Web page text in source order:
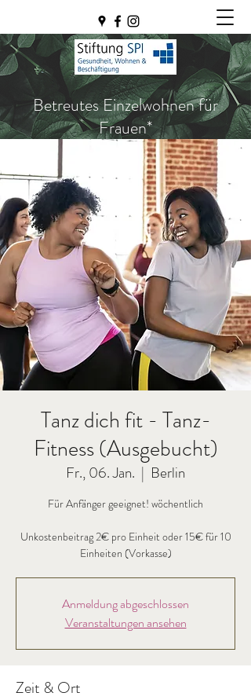
Betreutes Einzelwohnen für
Frauen*
Tanz dich fit - Tanz-
Fitness (Ausgebucht)
Fr., 06. Jan.
  |
Berlin
Für Anfänger geeignet! wöchentlich
Unkostenbeitrag 2€ pro Einheit oder 15€ für 10
Einheiten (Vorkasse)
Anmeldung abgeschlossen
Veranstaltungen ansehen
Zeit & Ort